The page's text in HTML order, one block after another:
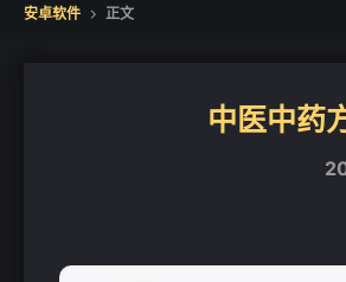
安卓软件  正文
中医中药